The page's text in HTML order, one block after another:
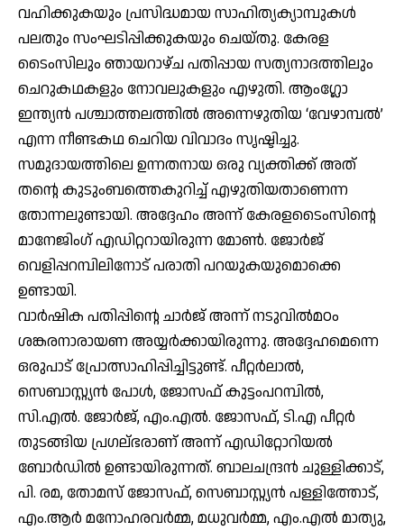
വഹിക്കുകയും പ്രസിദ്ധമായ സാഹിത്യക്യാമ്പുകള്‍
പലതും സംഘടിപ്പിക്കുകയും ചെയ്തു. കേരള
ടൈംസിലും ഞായറാഴ്ച പതിപ്പായ സത്യനാദത്തിലും
ചെറുകഥകളും നോവലുകളും എഴുതി. ആംഗ്ലോ
ഇന്ത്യന്‍ പശ്ചാത്തലത്തില്‍ അന്നെഴുതിയ ‘വേഴാമ്പല്‍’
എന്ന നീണ്ടകഥ ചെറിയ വിവാദം സൃഷ്ടിച്ചു.
സമുദായത്തിലെ ഉന്നതനായ ഒരു വ്യക്തിക്ക് അത്
തന്റെ കുടുംബത്തെകുറിച്ച് എഴുതിയതാണെന്ന
തോന്നലുണ്ടായി. അദ്ദേഹം അന്ന് കേരളടൈംസിന്റെ
മാനേജിംഗ് എഡിറ്ററായിരുന്ന മോണ്‍. ജോര്‍ജ്
വെളിപ്പറമ്പിലിനോട് പരാതി പറയുകയുമൊക്കെ
ഉണ്ടായി.
വാര്‍ഷിക പതിപ്പിന്റെ ചാര്‍ജ് അന്ന് നടുവില്‍മഠം
ശങ്കരനാരായണ അയ്യര്‍ക്കായിരുന്നു. അദ്ദേഹമെന്നെ
ഒരുപാട് പ്രോത്സാഹിപ്പിച്ചിട്ടുണ്ട്. പീറ്റര്‍ലാല്‍,
സെബാസ്റ്റ്യന്‍ പോള്‍, ജോസഫ് കുട്ടംപറമ്പില്‍,
സി.എല്‍. ജോര്‍ജ്, എം.എല്‍. ജോസഫ്, ടി.എ പീറ്റര്‍
തുടങ്ങിയ പ്രഗല്ഭരാണ് അന്ന് എഡിറ്റോറിയല്‍
ബോര്‍ഡില്‍ ഉണ്ടായിരുന്നത്. ബാലചന്ദ്രന്‍ ചുള്ളിക്കാട്,
പി. രമ, തോമസ് ജോസഫ്, സെബാസ്റ്റ്യന്‍ പള്ളിത്തോട്,
എം.ആര്‍ മനോഹരവര്‍മ്മ, മധുവര്‍മ്മ, എം.എല്‍ മാത്യു,